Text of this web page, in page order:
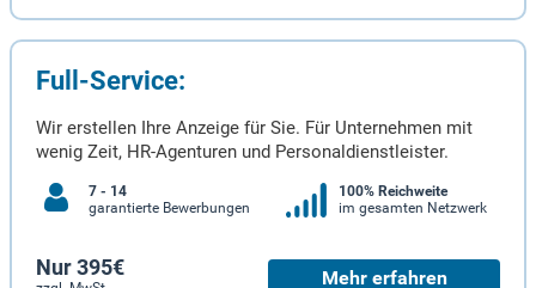
Full-Service:
Wir erstellen Ihre Anzeige für Sie. Für Unternehmen mit
wenig Zeit, HR-Agenturen und Personaldienstleister.
7 - 14
garantierte Bewerbungen
100% Reichweite
im gesamten Netzwerk
Nur 395€ Mehr erfahren